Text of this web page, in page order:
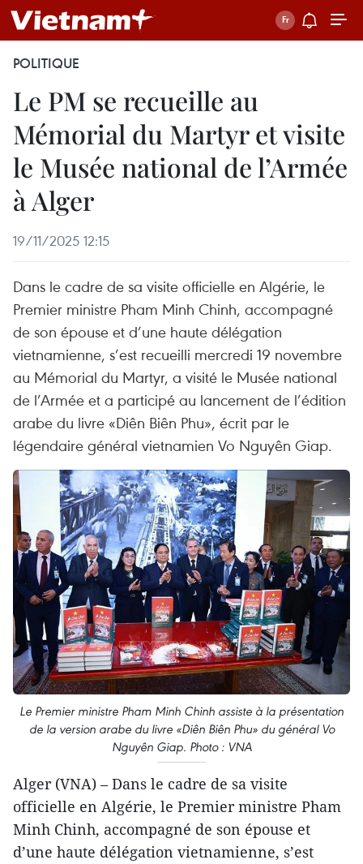
POLITIQUE
Le PM se recueille au
Mémorial du Martyr et visite
le Musée national de l’Armée
à Alger
19/11/2025 12:15
Dans le cadre de sa visite officielle en Algérie, le
Premier ministre Pham Minh Chinh, accompagné
de son épouse et d’une haute délégation
vietnamienne, s’est recueilli mercredi 19 novembre
au Mémorial du Martyr, a visité le Musée national
de l’Armée et a participé au lancement de l’édition
arabe du livre «Diên Biên Phu», écrit par le
légendaire général vietnamien Vo Nguyên Giap.
Le Premier ministre Pham Minh Chinh assiste à la présentation
de la version arabe du livre «Diên Biên Phu» du général Vo
Nguyên Giap. Photo : VNA
Alger (VNA) – Dans le cadre de sa visite
officielle en Algérie, le Premier ministre Pham
Minh Chinh, accompagné de son épouse et
d’une haute délégation vietnamienne, s’est